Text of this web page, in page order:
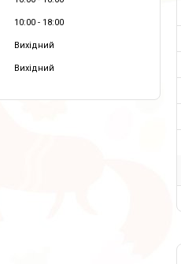
10:00 18:00
Вихідний
Вихідний